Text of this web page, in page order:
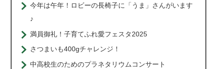
今年は午年！ロビーの長椅子に「うま」さんがいます
♪
満員御礼！子育てふれ愛フェスタ2025
さつまいも400gチャレンジ！
中高校生のためのプラネタリウムコンサート